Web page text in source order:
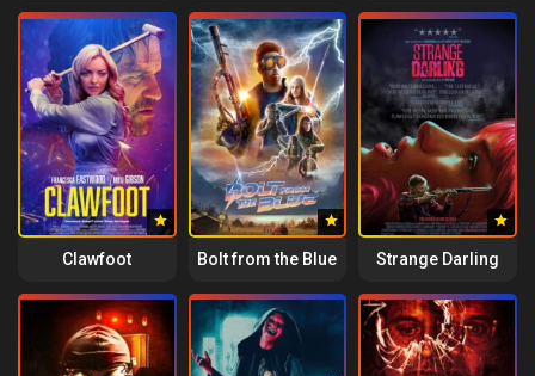
Clawfoot Bolt from the Blue Strange Darling